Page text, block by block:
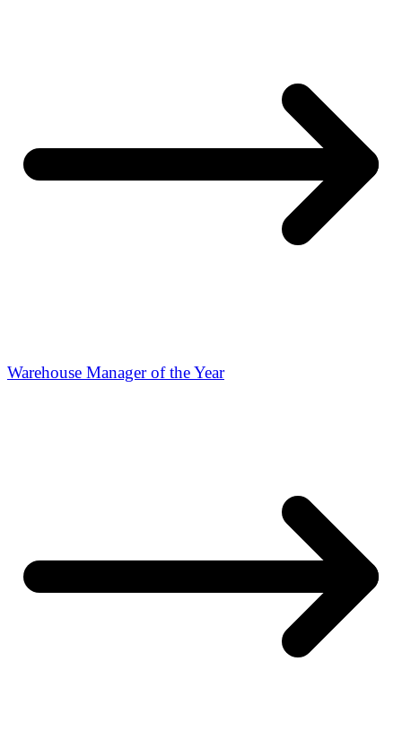
Warehouse Manager of the Year